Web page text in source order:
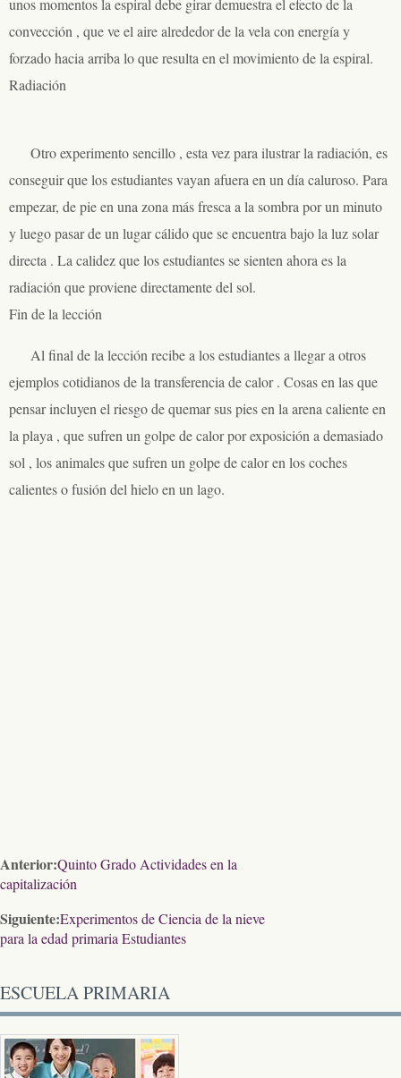
unos momentos la espiral debe girar demuestra el efecto de la
convección , que ve el aire alrededor de la vela con energía y
forzado hacia arriba lo que resulta en el movimiento de la espiral.
Radiación
Otro experimento sencillo , esta vez para ilustrar la radiación, es
conseguir que los estudiantes vayan afuera en un día caluroso. Para
empezar, de pie en una zona más fresca a la sombra por un minuto
y luego pasar de un lugar cálido que se encuentra bajo la luz solar
directa . La calidez que los estudiantes se sienten ahora es la
radiación que proviene directamente del sol.
Fin de la lección
Al final de la lección recibe a los estudiantes a llegar a otros
ejemplos cotidianos de la transferencia de calor . Cosas en las que
pensar incluyen el riesgo de quemar sus pies en la arena caliente en
la playa , que sufren un golpe de calor por exposición a demasiado
sol , los animales que sufren un golpe de calor en los coches
calientes o fusión del hielo en un lago.
Anterior:Quinto Grado Actividades en la
capitalización
Siguiente:Experimentos de Ciencia de la nieve
para la edad primaria Estudiantes
ESCUELA PRIMARIA